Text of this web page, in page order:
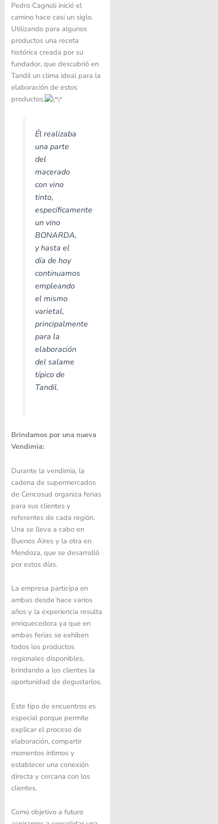
Pedro Cagnoli inició el
camino hace casi un siglo.
Utilizando para algunos
productos una receta
histórica creada por su
fundador, que descubrió en
Tandil un clima ideal para la
elaboración de estos
productos.
Él realizaba
una parte
del
macerado
con vino
tinto,
específicamente
un vino
BONARDA,
y hasta el
día de hoy
continuamos
empleando
el mismo
varietal,
principalmente
para la
elaboración
del salame
típico de
Tandil.
Brindamos por una nueva
Vendimia:
Durante la vendimia, la
cadena de supermercados
de Cencosud organiza ferias
para sus clientes y
referentes de cada región.
Una se lleva a cabo en
Buenos Aires y la otra en
Mendoza, que se desarrolló
por estos días.
La empresa participa en
ambas desde hace varios
años y la experiencia resulta
enriquecedora ya que en
ambas ferias se exhiben
todos los productos
regionales disponibles,
brindando a los clientes la
oportunidad de degustarlos.
Este tipo de encuentros es
especial porque permite
explicar el proceso de
elaboración, compartir
momentos íntimos y
establecer una conexión
directa y cercana con los
clientes.
Como objetivo a futuro